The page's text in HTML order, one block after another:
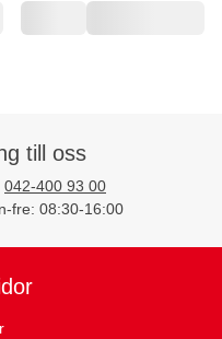
till oss
042-400 93 00
fre: 08:30-16:00